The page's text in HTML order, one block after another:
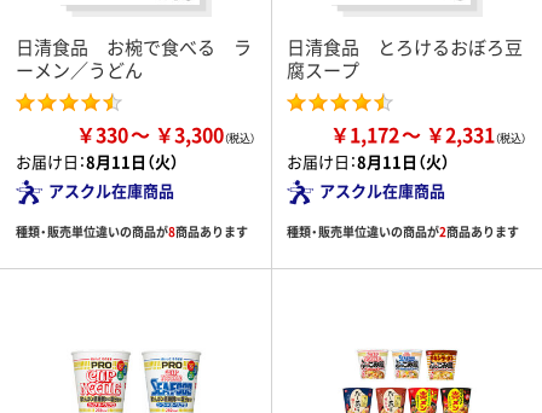
日清食品 お椀で食べる ラ
ーメン／うどん
￥330 ￥3,300
お届け日：8月11日（火）
アスクル在庫商品
種類・販売単位違いの商品が8商品あります
日清食品 とろけるおぼろ豆
腐スープ
￥1,172 ￥2,331
お届け日：8月11日（火）
アスクル在庫商品
種類・販売単位違いの商品が2商品あります